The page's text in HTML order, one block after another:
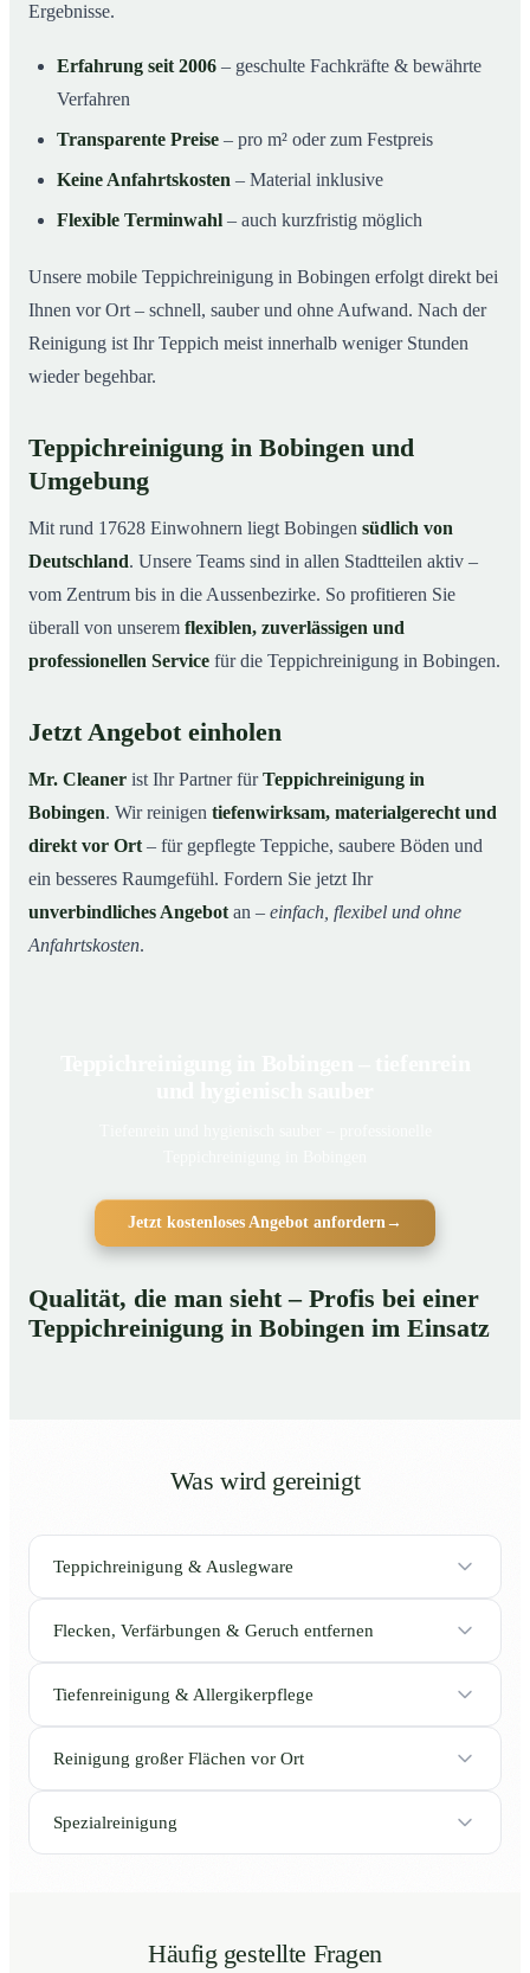
Ergebnisse.
Erfahrung seit 2006 – geschulte Fachkräfte & bewährte
Verfahren
Transparente Preise – pro m² oder zum Festpreis
Keine Anfahrtskosten – Material inklusive
Flexible Terminwahl – auch kurzfristig möglich
Unsere mobile Teppichreinigung in Bobingen erfolgt direkt bei
Ihnen vor Ort – schnell, sauber und ohne Aufwand. Nach der
Reinigung ist Ihr Teppich meist innerhalb weniger Stunden
wieder begehbar.
Teppichreinigung in Bobingen und
Umgebung
Mit rund 17628 Einwohnern liegt Bobingen südlich von
Deutschland. Unsere Teams sind in allen Stadtteilen aktiv –
vom Zentrum bis in die Aussenbezirke. So profitieren Sie
überall von unserem flexiblen, zuverlässigen und
professionellen Service für die Teppichreinigung in Bobingen.
Jetzt Angebot einholen
Mr. Cleaner ist Ihr Partner fürTeppichreinigung in
Bobingen. Wir reinigen tiefenwirksam, materialgerecht und
direkt vor Ort – für gepflegte Teppiche, saubere Böden und
ein besseres Raumgefühl. Fordern Sie jetzt Ihr
unverbindliches Angebot an – einfach, flexibel und ohne
Anfahrtskosten.
Jetzt kostenloses Angebot anfordern→
Qualität, die man sieht – Profis bei einer
Teppichreinigung in Bobingen im Einsatz
Was wird gereinigt
Teppichreinigung & Auslegware
Flecken, Verfärbungen & Geruch entfernen
Tiefenreinigung & Allergikerpflege
Reinigung großer Flächen vor Ort
Spezialreinigung
Häufig gestellte Fragen